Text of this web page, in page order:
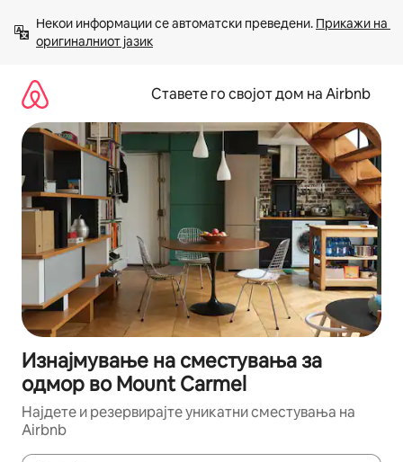
содржина
Некои информации се автоматски преведени. Прикажи на
оригиналниот јазик
Ставете го својот дом на Airbnb
Изнајмување на сместувања за
одмор во Mount Carmel
Најдете и резервирајте уникатни сместувања на
Airbnb